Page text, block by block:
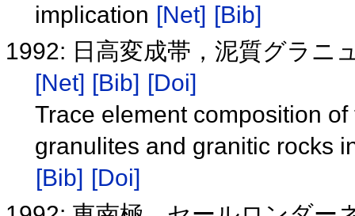
implication [Net] [Bib]
1992: 日高変成帯，泥質グラニ
[Net] [Bib] [Doi]
Trace element composition
granulites and granitic rocks
[Bib] [Doi]